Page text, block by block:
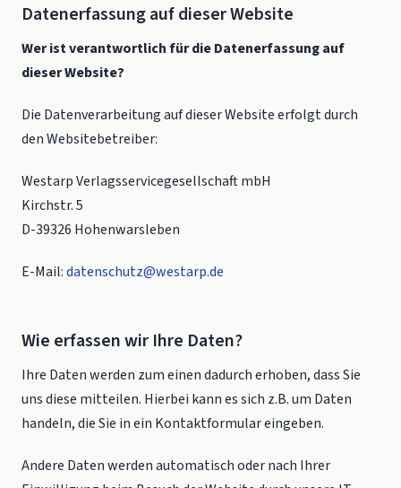
Datenerfassung auf dieser Website
Wer ist verantwortlich für die Datenerfassung auf
dieser Website?
Die Datenverarbeitung auf dieser Website erfolgt durch
den Websitebetreiber:
Westarp Verlagsservicegesellschaft mbH
Kirchstr. 5
D-39326 Hohenwarsleben
E-Mail:datenschutz@westarp.de
Wie erfassen wir Ihre Daten?
Ihre Daten werden zum einen dadurch erhoben, dass Sie
uns diese mitteilen. Hierbei kann es sich z.B. um Daten
handeln, die Sie in ein Kontaktformular eingeben.
Andere Daten werden automatisch oder nach Ihrer